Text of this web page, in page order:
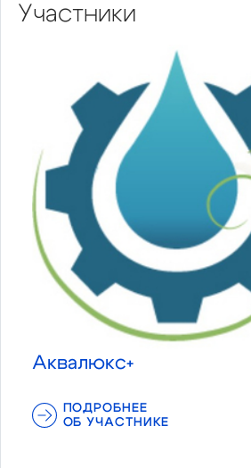
Участники
Аквалюкс+
ПОДРОБНЕЕ
ОБ УЧАСТНИКЕ